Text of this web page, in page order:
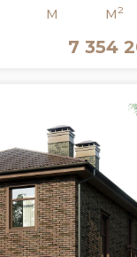
м
м²
7 354